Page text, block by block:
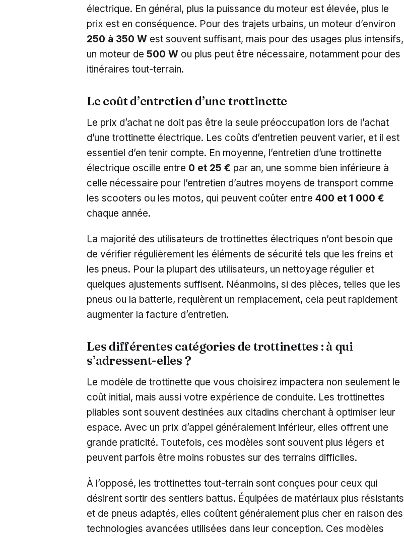
électrique. En général, plus la puissance du moteur est élevée, plus le
prix est en conséquence. Pour des trajets urbains, un moteur d’environ
250 à 350 W est souvent suffisant, mais pour des usages plus intensifs,
un moteur de 500 W ou plus peut être nécessaire, notamment pour des
itinéraires tout-terrain.
Le coût d’entretien d’une trottinette
Le prix d’achat ne doit pas être la seule préoccupation lors de l’achat
d’une trottinette électrique. Les coûts d’entretien peuvent varier, et il est
essentiel d’en tenir compte. En moyenne, l’entretien d’une trottinette
électrique oscille entre 0 et 25 € par an, une somme bien inférieure à
celle nécessaire pour l’entretien d’autres moyens de transport comme
les scooters ou les motos, qui peuvent coûter entre 400 et 1 000 €
chaque année.
La majorité des utilisateurs de trottinettes électriques n’ont besoin que
de vérifier régulièrement les éléments de sécurité tels que les freins et
les pneus. Pour la plupart des utilisateurs, un nettoyage régulier et
quelques ajustements suffisent. Néanmoins, si des pièces, telles que les
pneus ou la batterie, requièrent un remplacement, cela peut rapidement
augmenter la facture d’entretien.
Les différentes catégories de trottinettes : à qui
s’adressent-elles ?
Le modèle de trottinette que vous choisirez impactera non seulement le
coût initial, mais aussi votre expérience de conduite. Les trottinettes
pliables sont souvent destinées aux citadins cherchant à optimiser leur
espace. Avec un prix d’appel généralement inférieur, elles offrent une
grande praticité. Toutefois, ces modèles sont souvent plus légers et
peuvent parfois être moins robustes sur des terrains difficiles.
À l’opposé, les trottinettes tout-terrain sont conçues pour ceux qui
désirent sortir des sentiers battus. Équipées de matériaux plus résistants
et de pneus adaptés, elles coûtent généralement plus cher en raison des
technologies avancées utilisées dans leur conception. Ces modèles